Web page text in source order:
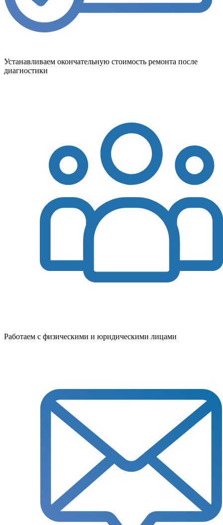
Устанавливаем окончательную стоимость ремонта после
диагностики
Работаем с физическими и юридическими лицами